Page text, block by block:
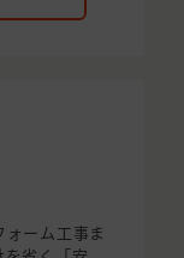
ーム工事ま